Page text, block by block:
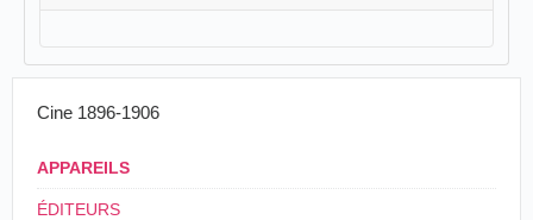
Cine 1896-1906
APPAREILS
ÉDITEURS